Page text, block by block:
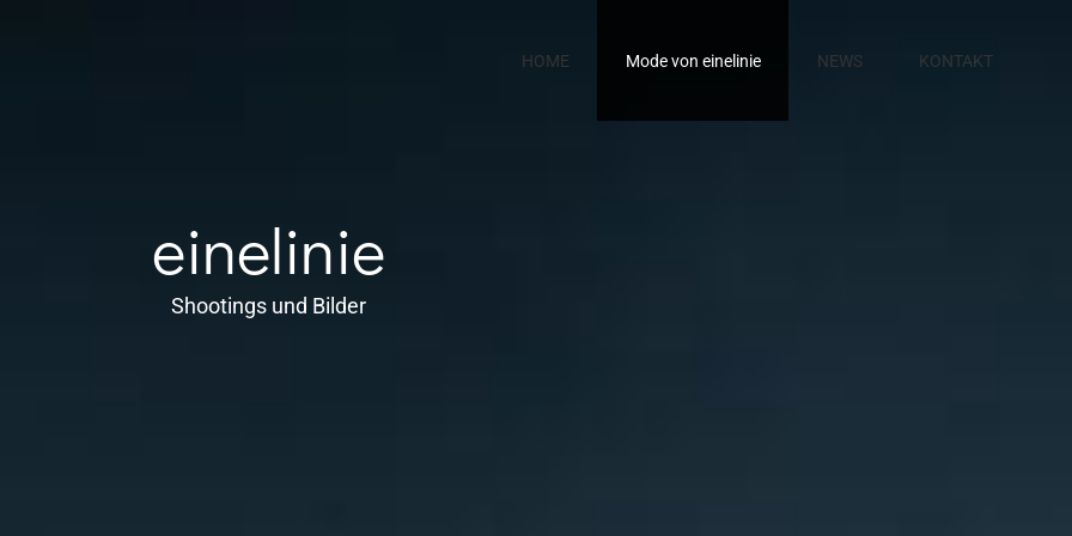
HOME Mode von einelinie NEWS KONTAKT
einelinie
Shootings und Bilder